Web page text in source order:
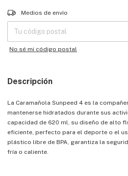
Entregas para el CP:
Medios de envío
No sé mi código postal
Descripción
La Caramañola Sunpeed 4 es la
mantenerse hidratados durante sus
capacidad de 620 ml, su diseño de alto
eficiente, perfecto para el deporte o el
plástico libre de BPA, garantiza la
fría o caliente.